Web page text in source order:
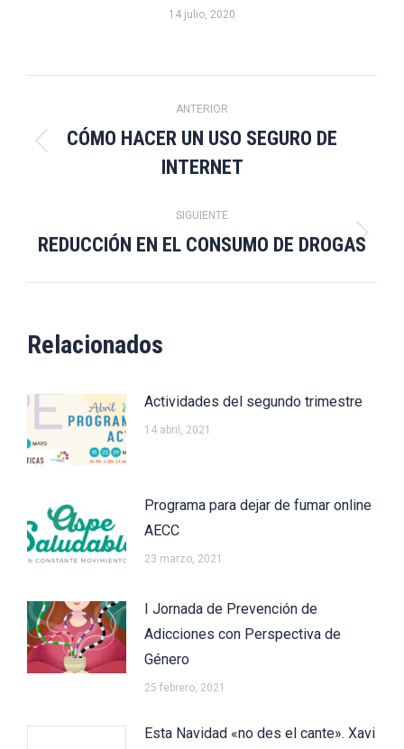
14 julio, 2020
entre
publicaciones
ANTERIOR
Publicación
anterior:
CÓMO HACER UN USO SEGURO DE
INTERNET
SIGUIENTE
Publicación
REDUCCIÓN EN EL CONSUMO DE DROGAS
Relacionados
Actividades del segundo trimestre
14 abril, 2021
Programa para dejar de fumar online
AECC
23 marzo, 2021
I Jornada de Prevención de
Adicciones con Perspectiva de
Género
25 febrero, 2021
Esta Navidad «no des el cante». Xavi